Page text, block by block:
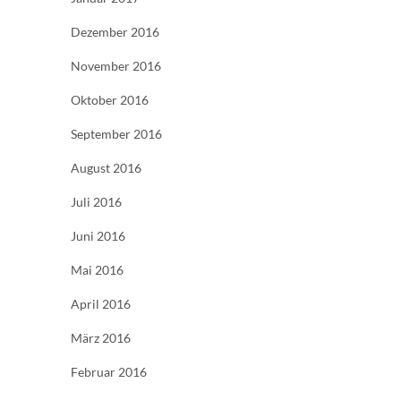
Dezember 2016
November 2016
Oktober 2016
September 2016
August 2016
Juli 2016
Juni 2016
Mai 2016
April 2016
März 2016
Februar 2016